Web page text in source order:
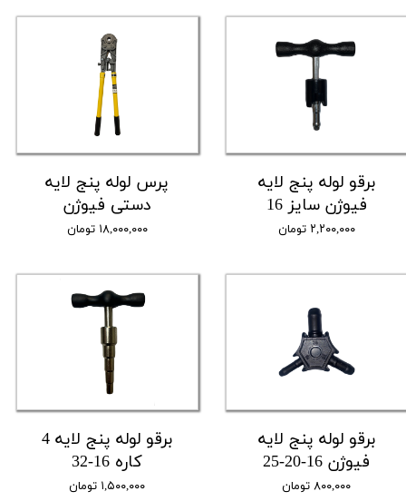
برقو لوله پنج لایه
فیوژن سایز 16
۲,۲۰۰,۰۰۰ تومان
پرس لوله پنج لایه
دستی فیوژن
۱۸,۰۰۰,۰۰۰ تومان
برقو لوله پنج لایه
فیوژن 16-20-25
۸۰۰,۰۰۰ تومان
برقو لوله پنج لایه 4
کاره 16-32
۱,۵۰۰,۰۰۰ تومان